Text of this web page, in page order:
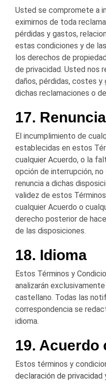
Usted se compromete a
eximirnos de toda
pérdidas y gastos,
estas condiciones y de
los derechos de
de privacidad. Usted nos
daños, pérdidas, costes
dichas reclamaciones o
17. Renuncia
El incumplimiento de
establecidas en estos
cualquier Acuerdo, o la
opción de interrupción,
renuncia a dichas
validez de estos
cualquier Acuerdo o
derecho posterior de
de las disposiciones.
18. Idioma
Estos Términos y
analizarán
castellano. Todas las
correspondencia se
idioma.
19. Acuerdo
Estos términos y
declaración de privacidad